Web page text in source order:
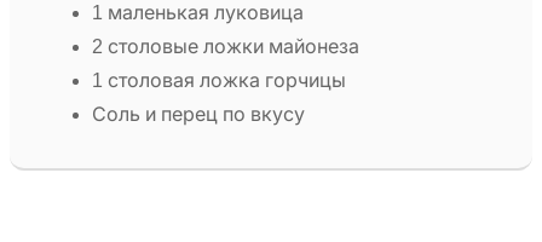
1 маленькая луковица
2 столовые ложки майонеза
1 столовая ложка горчицы
Соль и перец по вкусу